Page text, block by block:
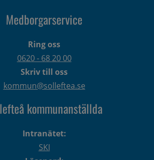
Medborgarservice
Ring oss
0620 - 68 20 00
Skriv till oss
kommun@solleftea.se
kommunanställda
Intranätet:
SKI